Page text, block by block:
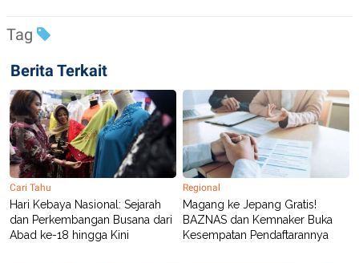
I
N
G
G
M
E
D
I
A
.
I
D
Tag
Berita Terkait
Cari Tahu
Hari Kebaya Nasional: Sejarah
dan Perkembangan Busana dari
Abad ke-18 hingga Kini
Regional
Magang ke Jepang Gratis!
BAZNAS dan Kemnaker Buka
Kesempatan Pendaftarannya